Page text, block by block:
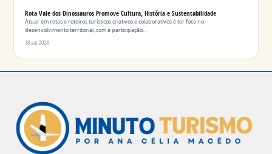
Rota Vale dos Dinossauros Promove Cultura, História e Sustentabilidade
Atuar em rotas e roteiros turísticos criativos e colaborativos é ter foco no
desenvolvimento territorial, com a participação…
18 set 2024